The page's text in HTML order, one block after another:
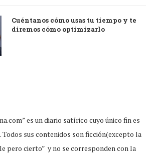
Cuéntanos cómo usas tu tiempo y te
diremos cómo optimizarlo
es un diario satírico cuyo único fin es
sus contenidos son ficción(excepto la
pero cierto” y no se corresponden con la